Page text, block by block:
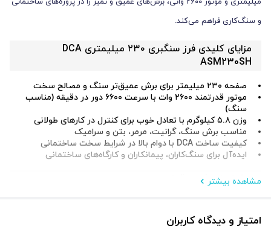
و سنگ‌کاری فراهم می‌کند.
مزایای کلیدی فرز سنگبری ۲۳۰ میلیمتری DCA
ASM230SH
صفحه ۲۳۰ میلیمتر برای برش عمیق‌تر سنگ و مصالح سخت
موتور قدرتمند ۲۶۰۰ وات با سرعت ۶۶۰۰ دور در دقیقه (مناسب
سنگ)
وزن ۵.۸ کیلوگرم با تعادل خوب برای کنترل در کارهای طولانی
مناسب برش سنگ، گرانیت، مرمر، بتن و سرامیک
کیفیت ساخت DCA با دوام بالا در شرایط سخت ساختمانی
ایده‌آل برای سنگ‌کاران، پیمانکاران و کارگاه‌های ساختمانی
مشخصات فنی دقیق
برند
مشاهده بیشتر
امتیاز و دیدگاه کاربران